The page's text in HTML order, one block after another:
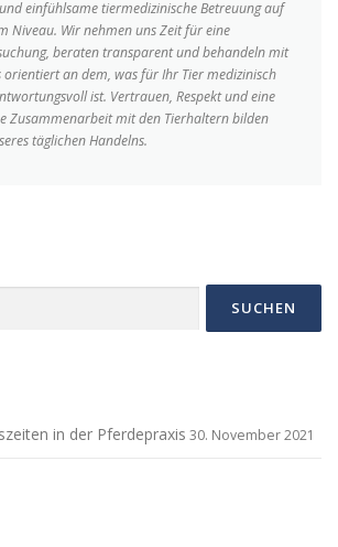
einfühlsame tiermedizinische Betreuung auf
Niveau. Wir nehmen uns Zeit für eine
beraten transparent und behandeln mit
orientiert an dem, was für Ihr Tier medizinisch
ist. Vertrauen, Respekt und eine
Zusammenarbeit mit den Tierhaltern bilden
täglichen Handelns.
in der Pferdepraxis 30. November 2021